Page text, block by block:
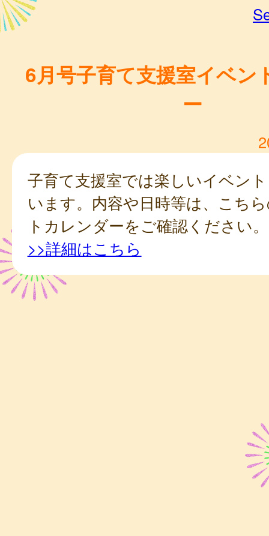
6月号子育て支援室イベン
ー
子育て支援室では楽しいイベン
います。内容や日時等は、こち
トカレンダーをご確認ください。
>>詳細はこちら